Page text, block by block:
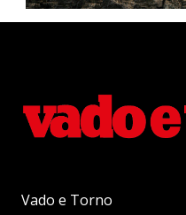
Vado e Torno